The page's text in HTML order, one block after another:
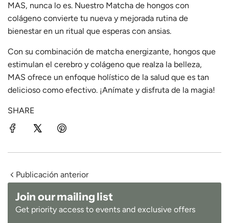
MAS, nunca lo es. Nuestro Matcha de hongos con
colágeno convierte tu nueva y mejorada rutina de
bienestar en un ritual que esperas con ansias.
Con su combinación de matcha energizante, hongos que
estimulan el cerebro y colágeno que realza la belleza,
MAS ofrece un enfoque holístico de la salud que es tan
delicioso como efectivo. ¡Anímate y disfruta de la magia!
SHARE
Publicación anterior
Join our mailing list
Get priority access to events and exclusive offers